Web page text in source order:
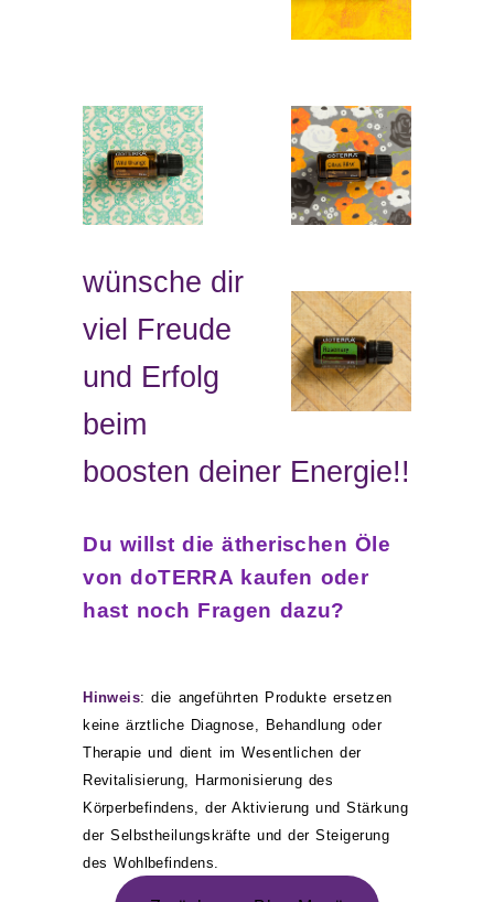
wünsche dir
viel Freude
und Erfolg
beim
boosten deiner Energie!!
Du willst die ätherischen Öle
von doTERRA kaufen oder
hast noch Fragen dazu?
Hinweis: die angeführten Produkte ersetzen
keine ärztliche Diagnose, Behandlung oder
Therapie und dient im Wesentlichen der
Revitalisierung, Harmonisierung des
Körperbefindens, der Aktivierung und Stärkung
der Selbstheilungskräfte und der Steigerung
des Wohlbefindens.